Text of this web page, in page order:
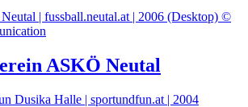
ASKÖ Neutal